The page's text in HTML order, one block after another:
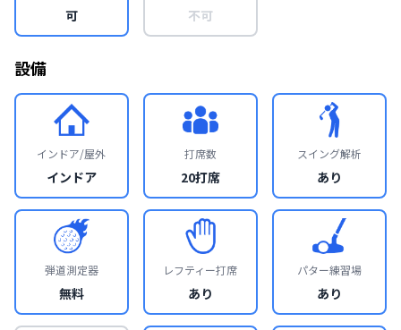
可 不可
設備
インドア/屋外
インドア
打席数
20打席
スイング解析
あり
弾道測定器
無料
レフティー打席
あり
パター練習場
あり